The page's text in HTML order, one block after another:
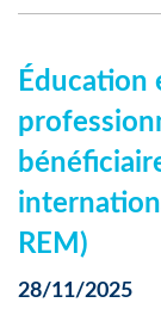
Éducation
REM)
28/11/2025